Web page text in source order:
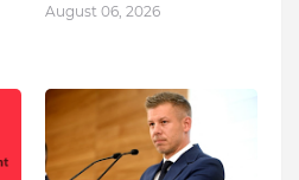
August 06, 2026